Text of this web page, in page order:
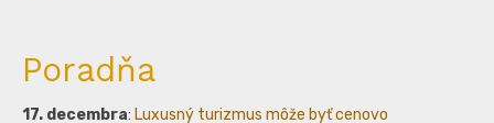
Poradňa
17. decembra: Luxusný turizmus môže byť cenovo